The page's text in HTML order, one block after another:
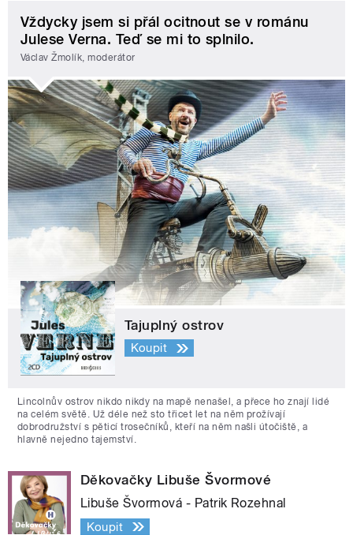
Vždycky jsem si přál ocitnout se v románu
Julese Verna. Teď se mi to splnilo.
Václav Žmolík, moderátor
Tajuplný ostrov
Koupit
Lincolnův ostrov nikdo nikdy na mapě nenašel, a přece ho znají lidé
na celém světě. Už déle než sto třicet let na něm prožívají
dobrodružství s pěticí trosečníků, kteří na něm našli útočiště, a
hlavně nejedno tajemství.
Děkovačky Libuše Švormové
Libuše Švormová - Patrik Rozehnal
Koupit